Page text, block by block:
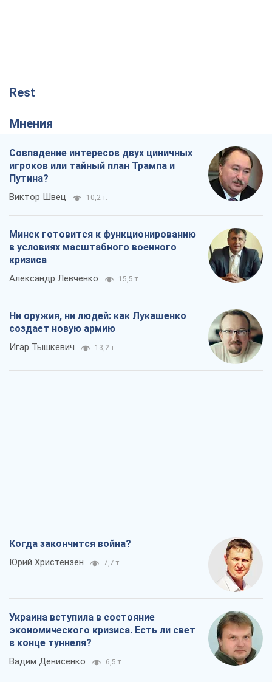
Rest
Мнения
Совпадение интересов двух циничных
игроков или тайный план Трампа и
Путина?
Виктор Швец 10,2 т.
Минск готовится к функционированию
в условиях масштабного военного
кризиса
Александр Левченко 15,5 т.
Ни оружия, ни людей: как Лукашенко
создает новую армию
Игар Тышкевич 13,2 т.
Когда закончится война?
Юрий Христензен 7,7 т.
Украина вступила в состояние
экономического кризиса. Есть ли свет
в конце туннеля?
Вадим Денисенко 6,5 т.